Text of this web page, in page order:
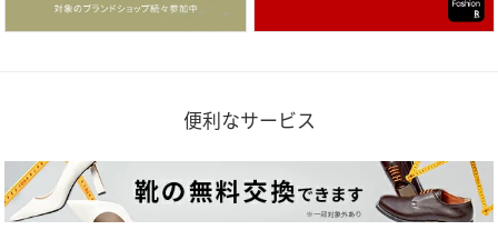
便利なサービス